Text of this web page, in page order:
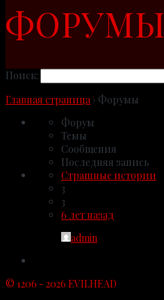
ФОРУМЫ
Поиск:
Главная страница › Форумы
Форум
Темы
Сообщения
Последняя запись
Страшные истории
3
3
6 лет назад
admin
© 1206 - 2026 EVILHEAD